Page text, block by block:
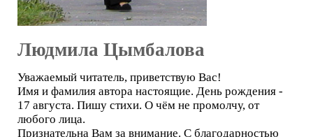
Людмила Цымбалова
Уважаемый читатель, приветствую Вас!
Имя и фамилия автора настоящие. День рождения -
17 августа. Пишу стихи. О чём не промолчу, от
любого лица.
Признательна Вам за внимание. С благодарностью